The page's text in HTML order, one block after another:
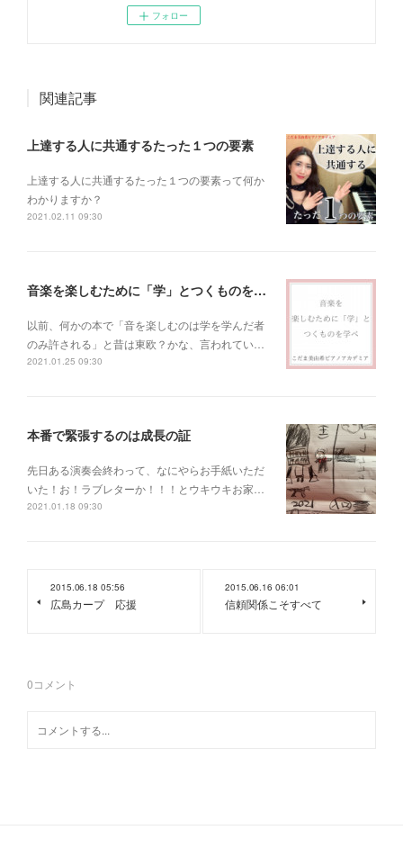
フォロー
関連記事
上達する人に共通するたった１つの要素
上達する人に共通するたった１つの要素って何か
わかりますか？
2021.02.11 09:30
音楽を楽しむために「学」とつくものを学べ！
以前、何かの本で「音を楽しむのは学を学んだ者
のみ許される」と昔は東欧？かな、言われてい…
2021.01.25 09:30
本番で緊張するのは成長の証
先日ある演奏会終わって、なにやらお手紙いただ
いた！お！ラブレターか！！！とウキウキお家…
2021.01.18 09:30
2015.06.18 05:56
広島カープ 応援
2015.06.16 06:01
信頼関係こそすべて
0コメント